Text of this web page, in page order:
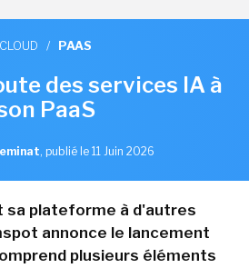
CLOUD / PAAS
des services IA à
PaaS
, publié le 11 Juin 2026
sa plateforme à d'autres
annonce le lancement
plusieurs éléments